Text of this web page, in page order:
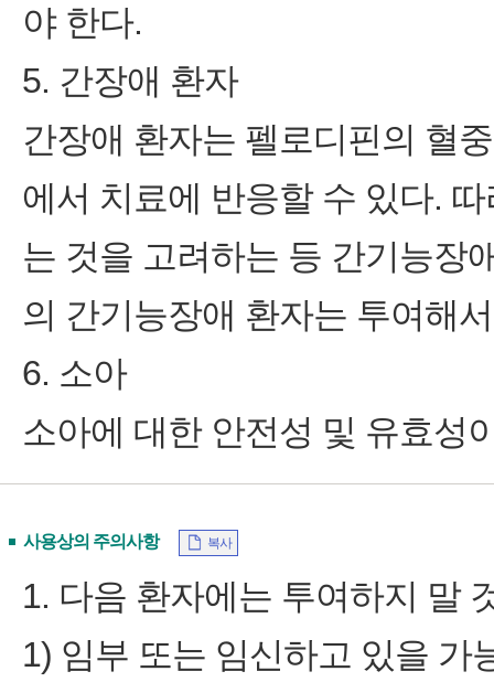
야 한다.
5. 간장애 환자
간장애 환자는 펠로디핀의 혈
에서 치료에 반응할 수 있다.
는 것을 고려하는 등 간기능장
의 간기능장애 환자는 투여해
6. 소아
소아에 대한 안전성 및 유효성
사용상의 주의사항 복사
1. 다음 환자에는 투여하지 말
1) 임부 또는 임신하고 있을 가